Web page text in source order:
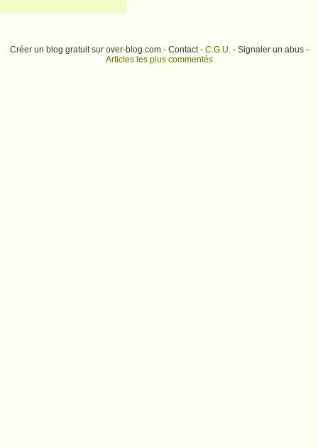
Créer un blog gratuit sur over-blog.com - Contact - C.G.U.- Signaler un abus -
Articles les plus commentés